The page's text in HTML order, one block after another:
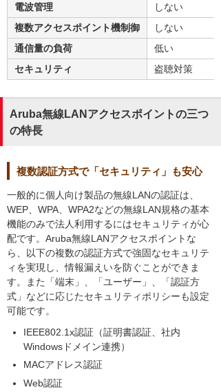
電波管理
しない
複数アクセスポイント機制御
しない
通信量の負荷
低い
セキュリティ
盗聴対策
Aruba無線LANアクセスポイントの三つ
の特長
複数認証方式で「セキュリティ」も安心
一般的に個人向け製品の無線LANの認証は、
WEP、WPA、WPA2などの無線LAN規格の基本
機能のみで法人利用するにはセキュリティが心
配です。Aruba無線LANアクセスポイントな
ら、以下の複数の認証方式で強固なセキュリテ
ィを実現し、情報漏えいを防ぐことができま
す。また「端末」、「ユーザー」、「認証方
式」などに応じたセキュリティポリシーも設定
可能です。
IEEE802.1x認証（証明書認証、社内
Windowsドメイン連携）
MACアドレス認証
Web認証